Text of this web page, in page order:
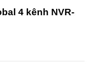
4 kênh NVR-